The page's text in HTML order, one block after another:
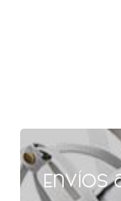
Envíos